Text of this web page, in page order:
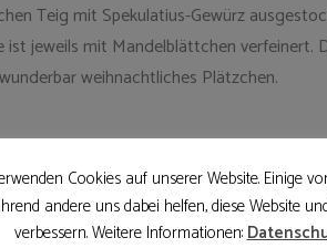
Teig mit Spekulatius-Gewürz
jeweils mit Mandelblättchen
weihnachtliches Plätzchen.
Cookies auf unserer Website. Einige
andere uns dabei helfen, diese Website
verbessern. Weitere Informationen: